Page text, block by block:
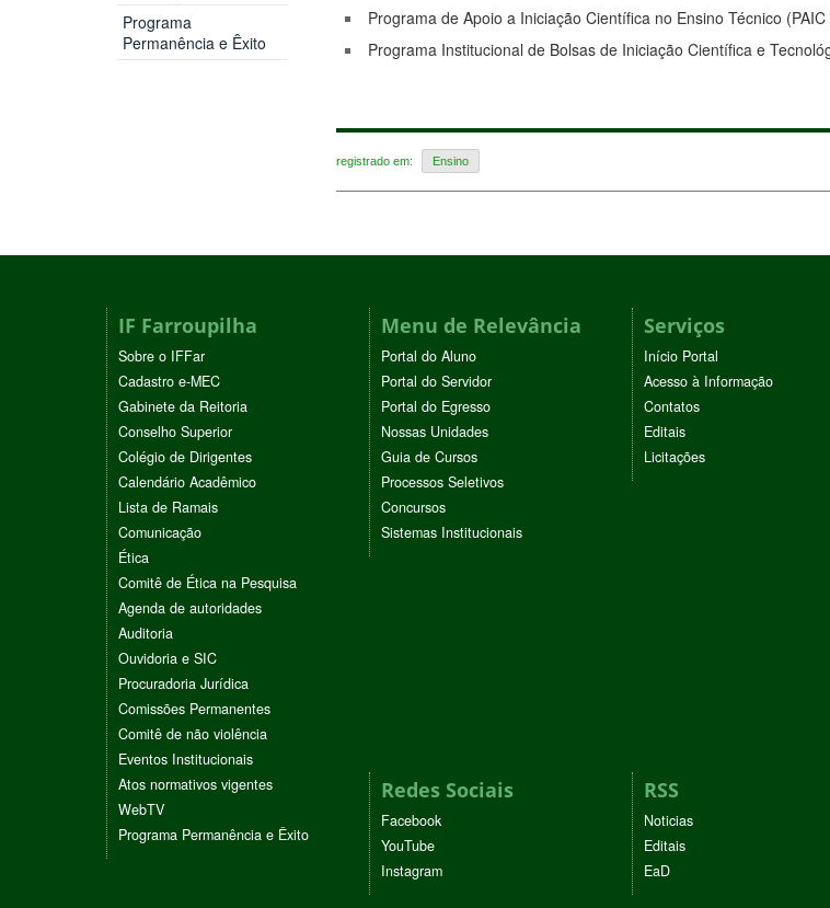
Programa
Permanência e Êxito
Programa de Apoio a Iniciação Científica no Ensino Técnico
Programa Institucional de Bolsas de Iniciação Científica e
registrado em: Ensino
IF Farroupilha
Sobre o IFFar
Cadastro e-MEC
Gabinete da Reitoria
Conselho Superior
Colégio de Dirigentes
Calendário Acadêmico
Lista de Ramais
Comunicação
Ética
Comitê de Ética na Pesquisa
Agenda de autoridades
Auditoria
Ouvidoria e SIC
Procuradoria Jurídica
Comissões Permanentes
Comitê de não violência
Eventos Institucionais
Atos normativos vigentes
WebTV
Programa Permanência e Êxito
Menu de Relevância
Portal do Aluno
Portal do Servidor
Portal do Egresso
Nossas Unidades
Guia de Cursos
Processos Seletivos
Concursos
Sistemas Institucionais
Serviços
Início Portal
Acesso à Informação
Contatos
Editais
Licitações
Redes Sociais
Facebook
YouTube
Instagram
RSS
Noticias
Editais
EaD